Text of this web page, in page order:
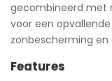
gecombineerd met
voor een
zonbescherming
Features